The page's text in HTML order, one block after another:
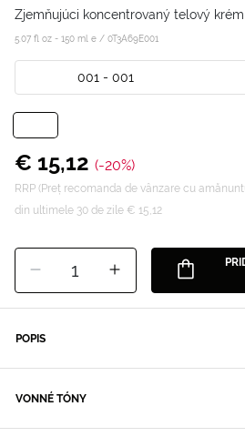
Zjemňujúci koncentrovaný telový krém
5.07 fl oz - 150 ml e / 0T3A69E001
001 - 001
€ 15,12 (-20%)
RRP (Preț recomanda de vânzare cu
din ultimele 30 de zile € 15,12
1
POPIS
VONNÉ TÓNY